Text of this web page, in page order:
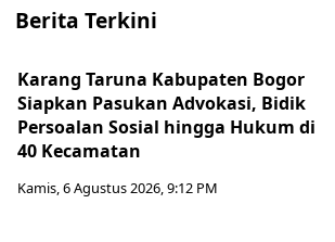
Berita Terkini
Karang Taruna Kabupaten Bogor
Siapkan Pasukan Advokasi, Bidik
Persoalan Sosial hingga Hukum di
40 Kecamatan
Kamis, 6 Agustus 2026, 9:12 PM